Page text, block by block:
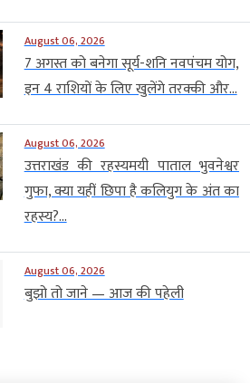
August 06, 2026
7 अगस्त को बनेगा सूर्य-शनि नवपंचम योग,
इन 4 राशियों के लिए खुलेंगे तरक्की और...
August 06, 2026
उत्तराखंड की रहस्यमयी पाताल भुवनेश्वर
गुफा, क्या यहीं छिपा है कलियुग के अंत का
रहस्य?...
August 06, 2026
बुझो तो जाने — आज की पहेली